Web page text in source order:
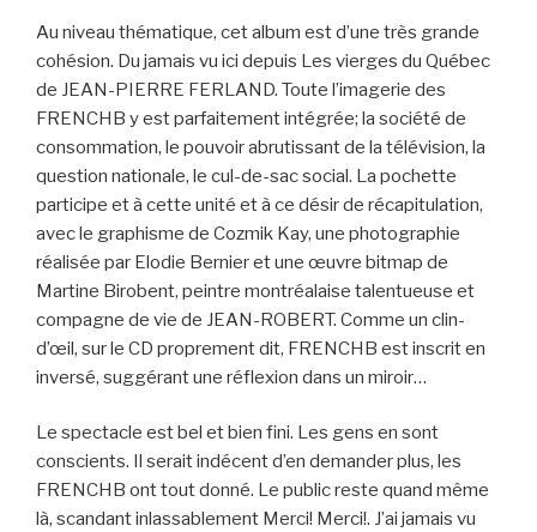
Au niveau thématique, cet album est d’une très grande
cohésion. Du jamais vu ici depuis Les vierges du Québec
de JEAN-PIERRE FERLAND. Toute l’imagerie des
FRENCHB y est parfaitement intégrée; la société de
consommation, le pouvoir abrutissant de la télévision, la
question nationale, le cul-de-sac social. La pochette
participe et à cette unité et à ce désir de récapitulation,
avec le graphisme de Cozmik Kay, une photographie
réalisée par Elodie Bernier et une œuvre bitmap de
Martine Birobent, peintre montréalaise talentueuse et
compagne de vie de JEAN-ROBERT. Comme un clin-
d’œil, sur le CD proprement dit, FRENCHB est inscrit en
inversé, suggérant une réflexion dans un miroir…
Le spectacle est bel et bien fini. Les gens en sont
conscients. Il serait indécent d’en demander plus, les
FRENCHB ont tout donné. Le public reste quand même
là, scandant inlassablement Merci! Merci!. J’ai jamais vu